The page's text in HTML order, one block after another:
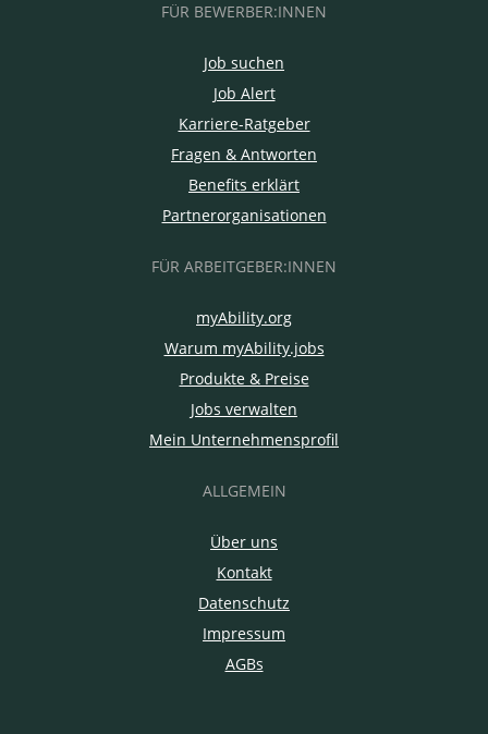
FÜR BEWERBER:INNEN
Job suchen
Job Alert
Karriere-Ratgeber
Fragen & Antworten
Benefits erklärt
Partnerorganisationen
FÜR ARBEITGEBER:INNEN
myAbility.org
Warum myAbility.jobs
Produkte & Preise
Jobs verwalten
Mein Unternehmensprofil
ALLGEMEIN
Über uns
Kontakt
Datenschutz
Impressum
AGBs